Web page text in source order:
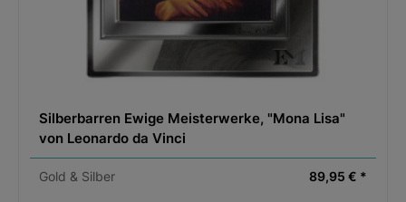
Silberbarren Ewige Meisterwerke, "Mona Lisa"
von Leonardo da Vinci
Gold & Silber 89,95 € *